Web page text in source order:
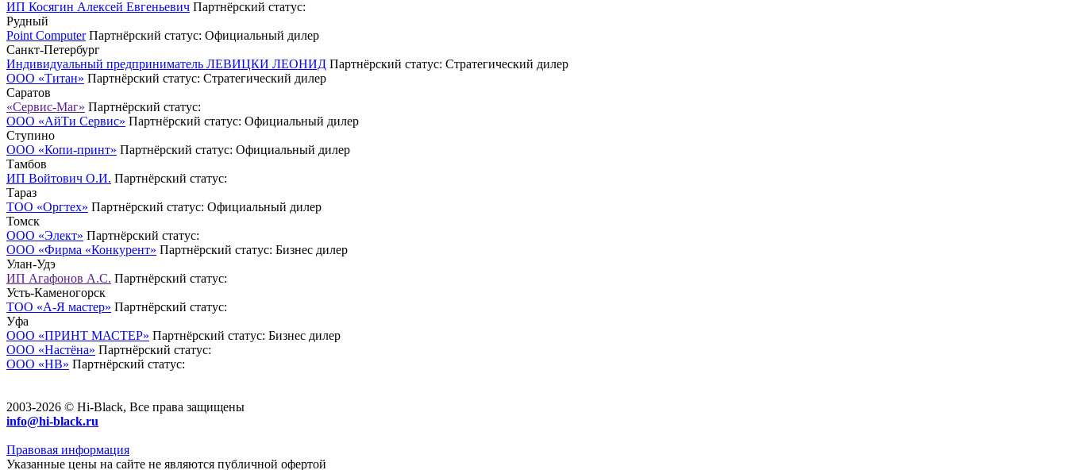
ИП Косягин Алексей Евгеньевич Партнёрский статус:
Рудный
Point Computer Партнёрский статус: Официальный дилер
Санкт-Петербург
Индивидуальный предприниматель ЛЕВИЦКИ ЛЕОНИД Партнёрский статус: Стратегический дилер
ООО «Титан» Партнёрский статус: Стратегический дилер
Саратов
«Сервис-Маг» Партнёрский статус:
ООО «АйТи Сервис» Партнёрский статус: Официальный дилер
Ступино
ООО «Копи-принт» Партнёрский статус: Официальный дилер
Тамбов
ИП Войтович О.И. Партнёрский статус:
Тараз
ТОО «Оргтех» Партнёрский статус: Официальный дилер
Томск
ООО «Элект» Партнёрский статус:
ООО «Фирма «Конкурент» Партнёрский статус: Бизнес дилер
Улан-Удэ
ИП Агафонов А.С. Партнёрский статус:
Усть-Каменогорск
ТОО «А-Я мастер» Партнёрский статус:
Уфа
ООО «ПРИНТ МАСТЕР» Партнёрский статус: Бизнес дилер
ООО «Настёна» Партнёрский статус:
ООО «НВ» Партнёрский статус:
2003-2026 © Hi-Black, Все права защищены
info@hi-black.ru
Правовая информация
Указанные цены на сайте не являются публичной офертой